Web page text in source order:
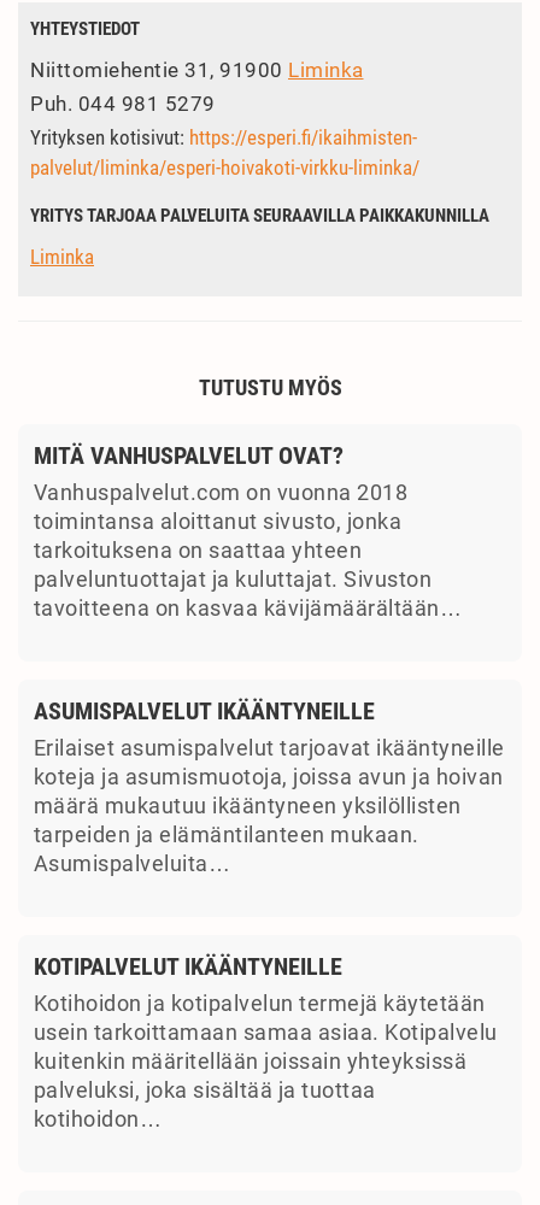
YHTEYSTIEDOT
Niittomiehentie 31, 91900 Liminka
Puh. 044 981 5279
Yrityksen kotisivut: https://esperi.fi/ikaihmisten-
palvelut/liminka/esperi-hoivakoti-virkku-liminka/
YRITYS TARJOAA PALVELUITA SEURAAVILLA PAIKKAKUNNILLA
Liminka
TUTUSTU MYÖS
MITÄ VANHUSPALVELUT OVAT?
Vanhuspalvelut.com on vuonna 2018
toimintansa aloittanut sivusto, jonka
tarkoituksena on saattaa yhteen
palveluntuottajat ja kuluttajat. Sivuston
tavoitteena on kasvaa kävijämäärältään…
ASUMISPALVELUT IKÄÄNTYNEILLE
Erilaiset asumispalvelut tarjoavat ikääntyneille
koteja ja asumismuotoja, joissa avun ja hoivan
määrä mukautuu ikääntyneen yksilöllisten
tarpeiden ja elämäntilanteen mukaan.
Asumispalveluita…
KOTIPALVELUT IKÄÄNTYNEILLE
Kotihoidon ja kotipalvelun termejä käytetään
usein tarkoittamaan samaa asiaa. Kotipalvelu
kuitenkin määritellään joissain yhteyksissä
palveluksi, joka sisältää ja tuottaa
kotihoidon…